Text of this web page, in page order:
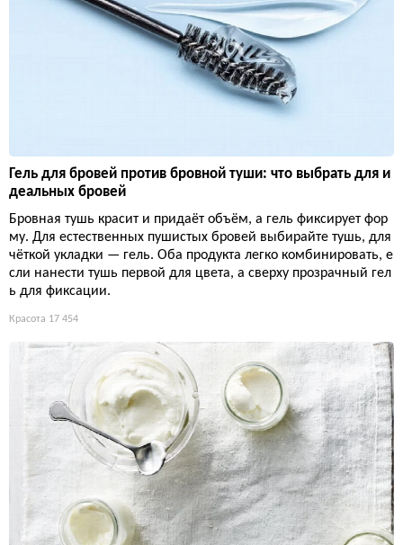
Гель для бровей против бровной туши: что выбрать для и
деальных бровей
Бровная тушь красит и придаёт объём, а гель фиксирует фор
му. Для естественных пушистых бровей выбирайте тушь, для
чёткой укладки — гель. Оба продукта легко комбинировать, е
сли нанести тушь первой для цвета, а сверху прозрачный гел
ь для фиксации.
Красота 17 454